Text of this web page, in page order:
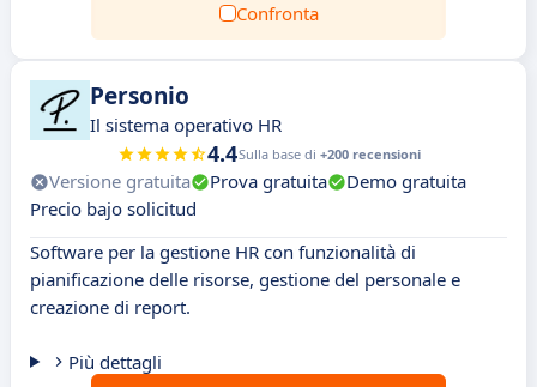
Confronta
Personio
Il sistema operativo HR
4.4Sulla base di +200 recensioni
Versione gratuita Prova gratuita
Demo gratuita
Precio bajo solicitud
Software per la gestione HR con funzionalità di
pianificazione delle risorse, gestione del personale e
creazione di report.
Più dettagli